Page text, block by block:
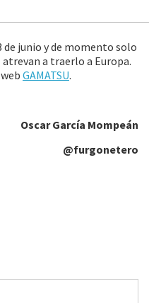
junio y de momento solo
atrevan a traerlo a Europa.
GAMATSU.
Oscar García Mompeán
@furgonetero